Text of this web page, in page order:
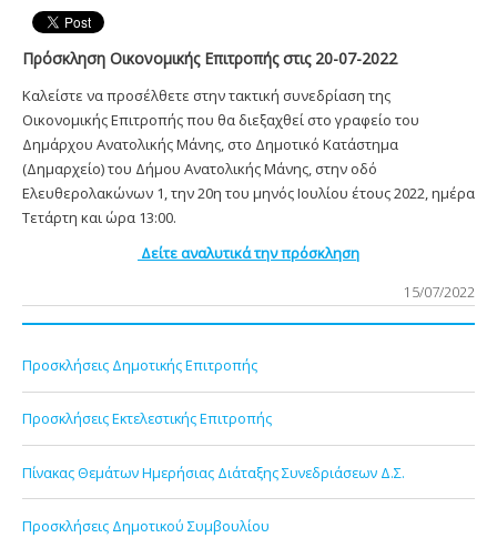
Πρόσκληση Οικονομικής Επιτροπής στις 20-07-2022
Καλείστε να προσέλθετε στην τακτική συνεδρίαση της
Οικονομικής Επιτροπής που θα διεξαχθεί στο γραφείο του
Δημάρχου Ανατολικής Μάνης, στο Δημοτικό Κατάστημα
(Δημαρχείο) του Δήμου Ανατολικής Μάνης, στην οδό
Ελευθερολακώνων 1, την 20η του μηνός Ιουλίου έτους 2022, ημέρα
Τετάρτη και ώρα 13:00.
Δείτε αναλυτικά την πρόσκληση
15/07/2022
Προσκλήσεις Δημοτικής Επιτροπής
Προσκλήσεις Εκτελεστικής Επιτροπής
Πίνακας Θεμάτων Ημερήσιας Διάταξης Συνεδριάσεων Δ.Σ.
Προσκλήσεις Δημοτικού Συμβουλίου